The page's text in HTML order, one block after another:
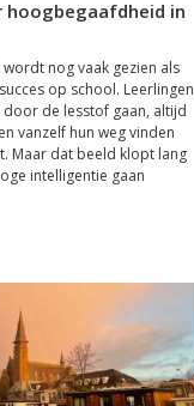
hoogbegaafdheid in
nog vaak gezien als
op school. Leerlingen
de lesstof gaan, altijd
vanzelf hun weg vinden
Maar dat beeld klopt lang
intelligentie gaan